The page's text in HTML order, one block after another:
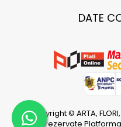
DATE
Copyright © ARTA,
rezervate